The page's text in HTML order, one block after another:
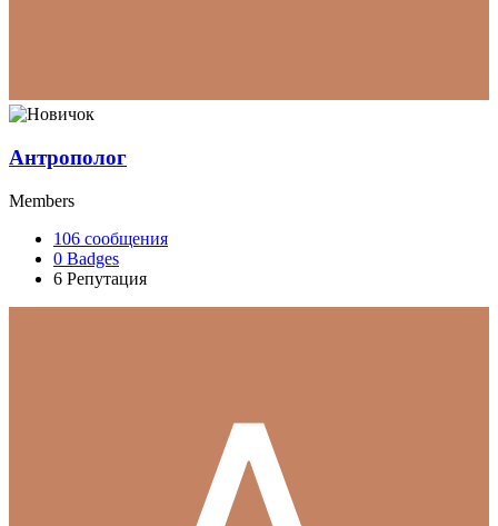
Антрополог
Members
106 сообщения
0 Badges
6 Репутация